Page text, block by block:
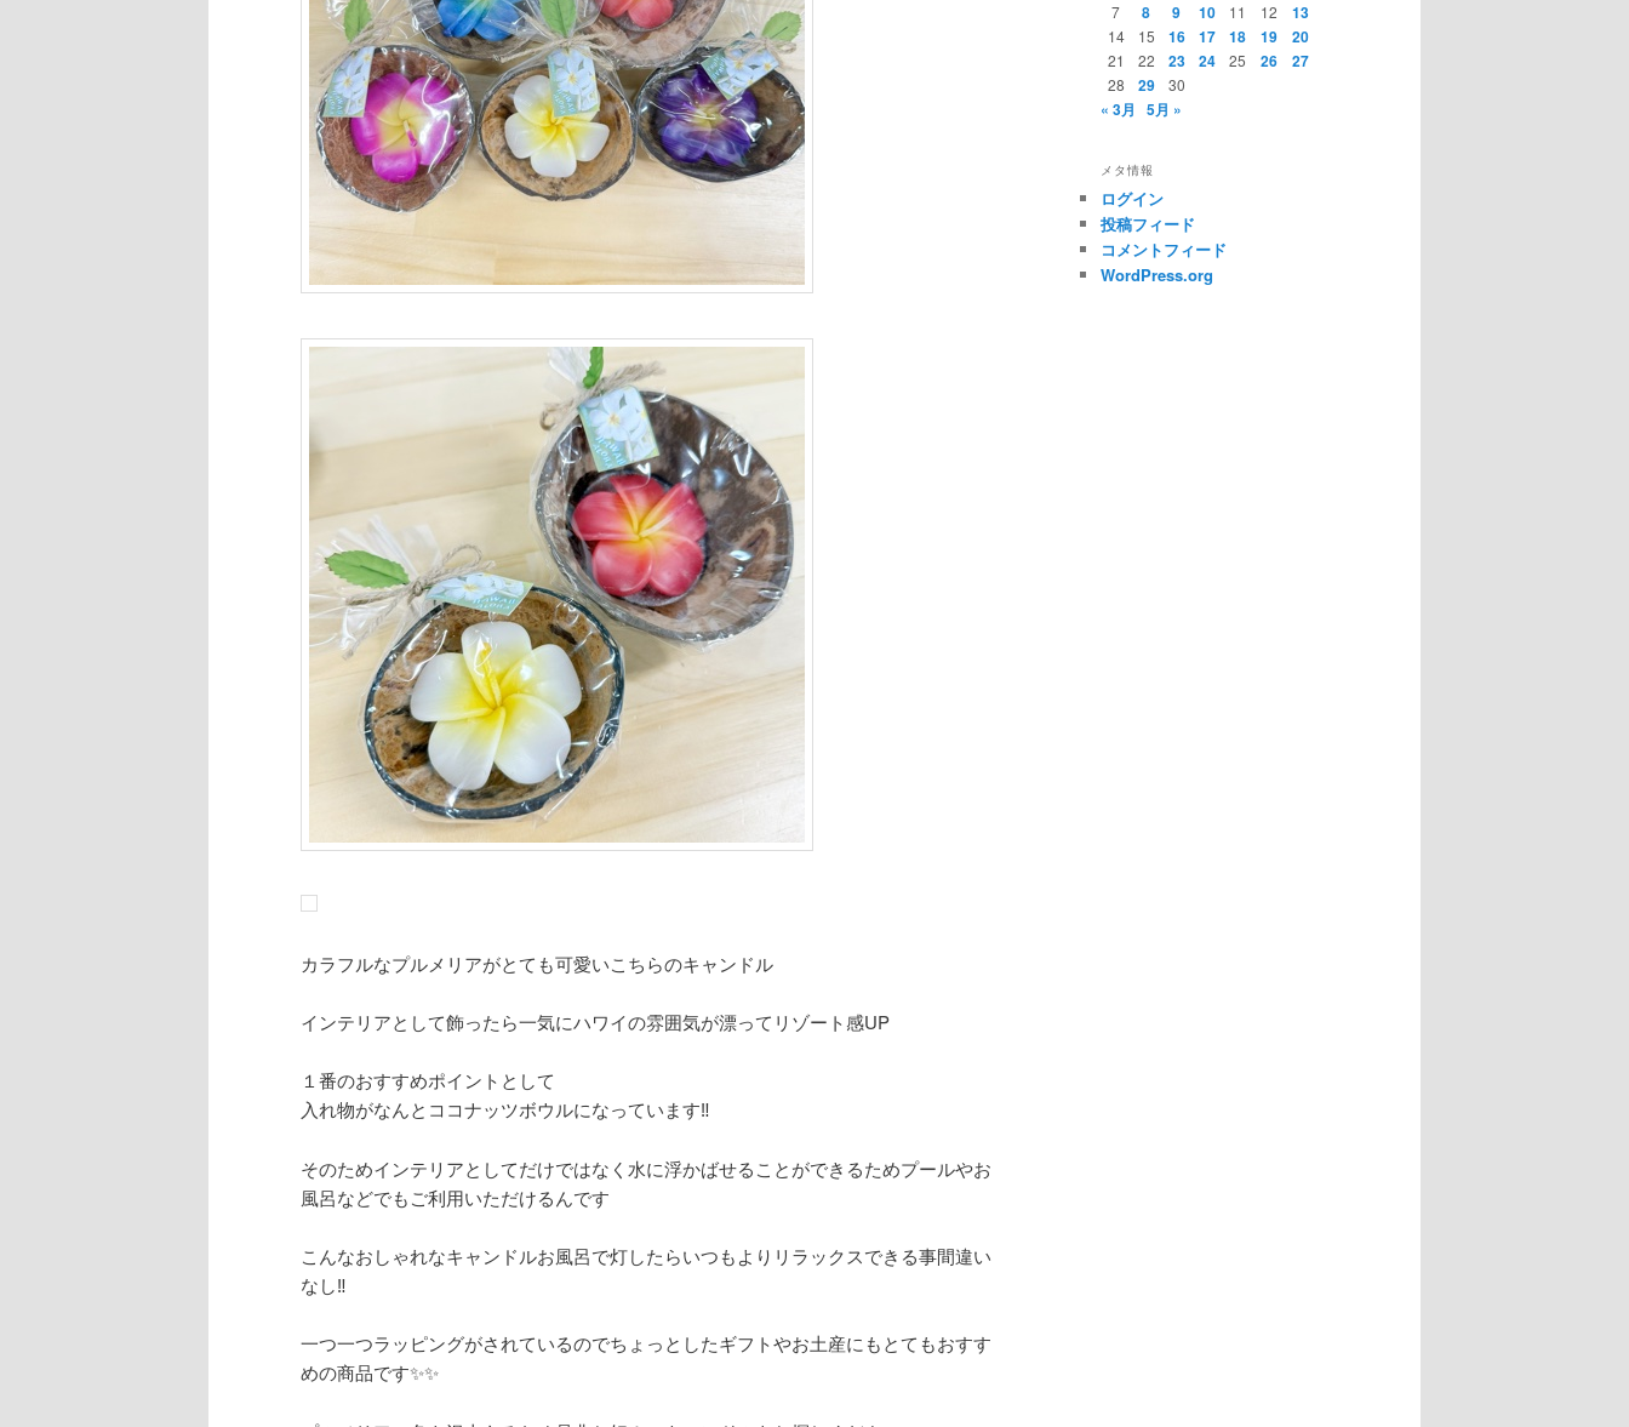
カラフルなプルメリアがとても可愛いこちらのキャンドル️
インテリアとして飾ったら一気にハワイの雰囲気が漂ってリゾート感UP
１番のおすすめポイントとして
入れ物がなんとココナッツボウルになっています‼️
そのためインテリアとしてだけではなく水に浮かばせることができるためプールやお
風呂などでもご利用いただけるんです
こんなおしゃれなキャンドルお風呂で灯したらいつもよりリラックスできる事間違い
なし‼️
一つ一つラッピングがされているのでちょっとしたギフトやお土産にもとてもおすす
めの商品です✨✨
7 8 9 10 11 12 13
14 15 16 17 18 19 20
21 22 23 24 25 26 27
28 29 30
« 3月 5月 »
メタ情報
ログイン
投稿フィード
コメントフィード
WordPress.org